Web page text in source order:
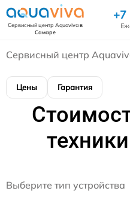
Сервисный центр Aquavivaв
Самаре
+7
Сервисный центр
Цены Гарантия
техники
Выберите тип устройства